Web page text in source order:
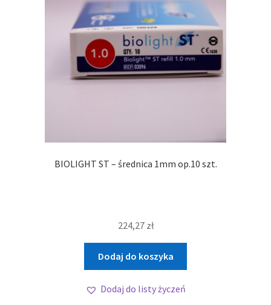
BIOLIGHT ST – średnica 1mm op.10 szt.
224,27 zł
Dodaj do koszyka
Dodaj do listy życzeń